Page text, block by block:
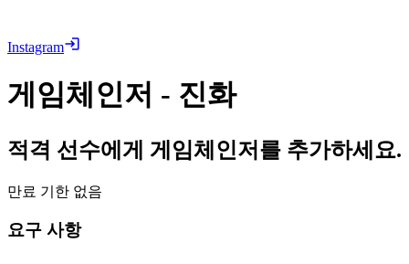
Instagram
게임체인저 - 진화
적격 선수에게 게임체인저를 추가하세요.
만료 기한 없음
요구 사항